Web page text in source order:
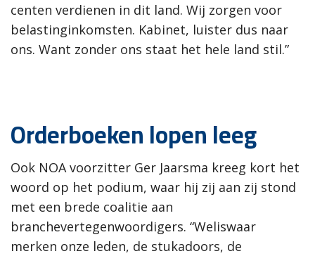
centen verdienen in dit land. Wij zorgen voor
belastinginkomsten. Kabinet, luister dus naar
ons. Want zonder ons staat het hele land stil.”
Orderboeken lopen leeg
Ook NOA voorzitter Ger Jaarsma kreeg kort het
woord op het podium, waar hij zij aan zij stond
met een brede coalitie aan
branchevertegenwoordigers. “Weliswaar
merken onze leden, de stukadoors, de